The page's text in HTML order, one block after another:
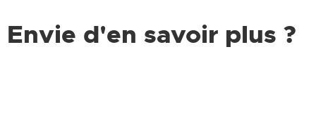
Envie d'en savoir plus ?